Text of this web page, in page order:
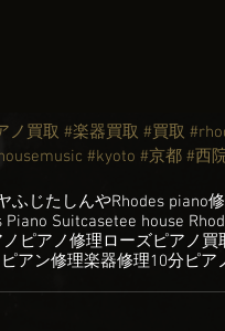
ノ買取 #楽器買取 #買取
#kyoto #京都 #西
ふじたしんやRhodes piano
Piano Suitcasetee house
ピアノ修理ローズピアノ買
アン修理楽器修理10分ピア